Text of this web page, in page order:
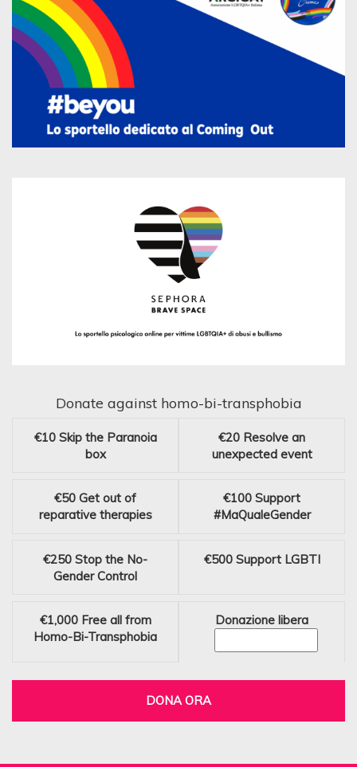
Donate against homo-bi-transphobia
€10 Skip the Paranoia
box
€20 Resolve an
unexpected event
€50 Get out of
reparative therapies
€100 Support
#MaQualeGender
€250 Stop the No-
Gender Control
€500 Support LGBTI
€1,000 Free all from
Homo-Bi-Transphobia
Donazione libera
DONA ORA